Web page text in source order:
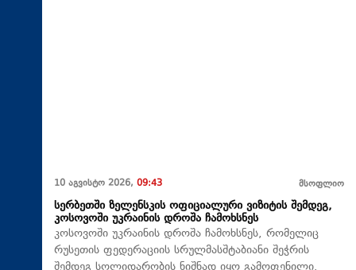
10 აგვისტო 2026, 09:43 მსოფლიო
სერბეთში ზელენსკის ოფიციალური ვიზიტის შემდეგ,
კოსოვოში უკრაინის დროშა ჩამოხსნეს
კოსოვოში უკრაინის დროშა ჩამოხსნეს, რომელიც
რუსეთის ფედერაციის სრულმასშტაბიანი შეჭრის